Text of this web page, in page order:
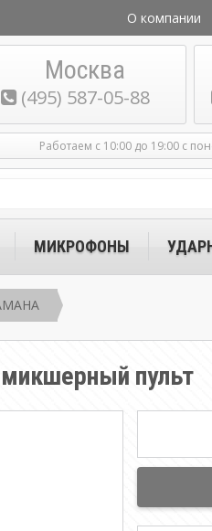
О компании
Москва
(495) 587-05-88
Работаем с 10:00 до 19:00 с
МИКРОФОНЫ
пульт